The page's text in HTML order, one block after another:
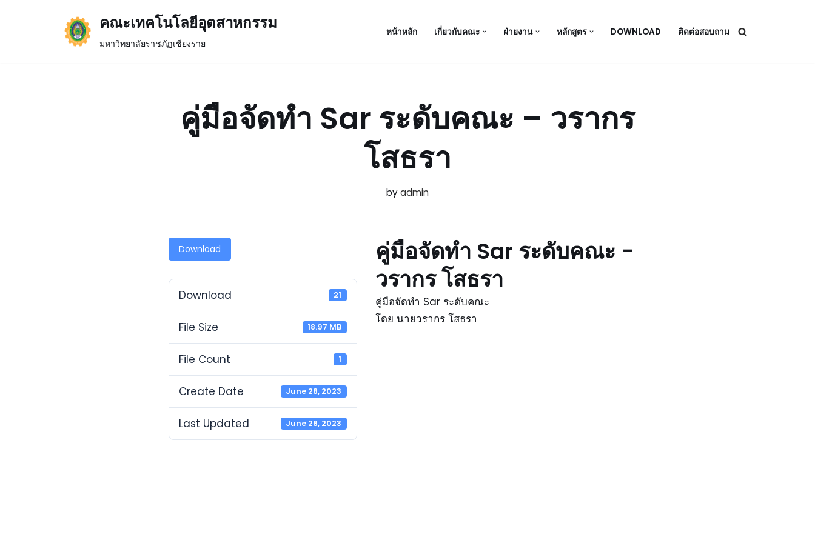
คณะเทคโนโลยีอุตสาหกรรม
มหาวิทยาลัยราชภัฏเชียงราย
หน้าหลัก เกี่ยวกับคณะ ฝ่ายงาน หลักสูตร DOWNLOAD ติดต่อสอบถาม
คู่มือจัดทำ Sar ระดับคณะ – วรากร
โสธรา
byadmin
Download
Download 21
File Size 18.97 MB
File Count 1
Create Date June 28, 2023
Last Updated June 28, 2023
คู่มือจัดทำ Sar ระดับคณะ -
วรากร โสธรา
คู่มือจัดทำ Sar ระดับคณะ
โดย นายวรากร โสธรา